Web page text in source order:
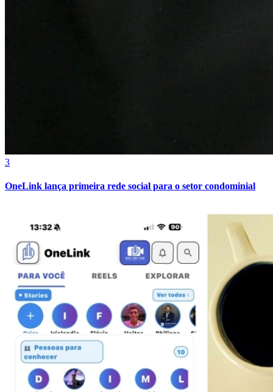
3
OneLink lança primeira rede social para o setor condominial